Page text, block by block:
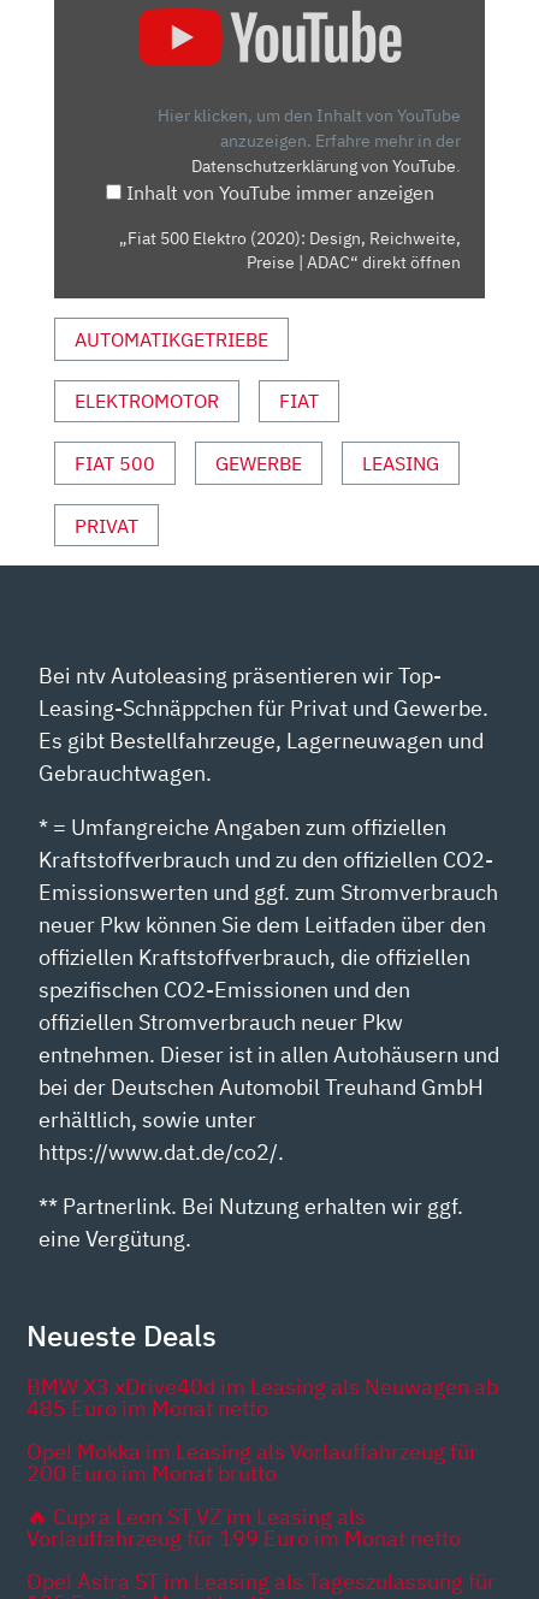
ANZEIGEN
Hier klicken, um den Inhalt von YouTube
anzuzeigen. Erfahre mehr in der
Datenschutzerklärung von YouTube.
Inhalt von YouTube immer anzeigen
„Fiat 500 Elektro (2020): Design, Reichweite,
Preise | ADAC“ direkt öffnen
AUTOMATIKGETRIEBE
ELEKTROMOTOR FIAT
FIAT 500 GEWERBE LEASING
PRIVAT
Bei ntv Autoleasing präsentieren wir Top-
Leasing-Schnäppchen für Privat und Gewerbe.
Es gibt Bestellfahrzeuge, Lagerneuwagen und
Gebrauchtwagen.
* = Umfangreiche Angaben zum offiziellen
Kraftstoffverbrauch und zu den offiziellen CO2-
Emissionswerten und ggf. zum Stromverbrauch
neuer Pkw können Sie dem Leitfaden über den
offiziellen Kraftstoffverbrauch, die offiziellen
spezifischen CO2-Emissionen und den
offiziellen Stromverbrauch neuer Pkw
entnehmen. Dieser ist in allen Autohäusern und
bei der Deutschen Automobil Treuhand GmbH
erhältlich, sowie unter
https://www.dat.de/co2/.
** Partnerlink. Bei Nutzung erhalten wir ggf.
eine Vergütung.
Neueste Deals
BMW X3 xDrive40d im Leasing als Neuwagen ab
485 Euro im Monat netto
Opel Mokka im Leasing als Vorlauffahrzeug für
200 Euro im Monat brutto
🔥 Cupra Leon ST VZ im Leasing als
Vorlauffahrzeug für 199 Euro im Monat netto
Opel Astra ST im Leasing als Tageszulassung für